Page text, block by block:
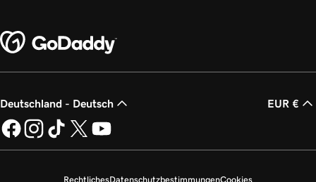
Deutschland - Deutsch EUR €
RechtlichesDatenschutzbestimmungenCookies